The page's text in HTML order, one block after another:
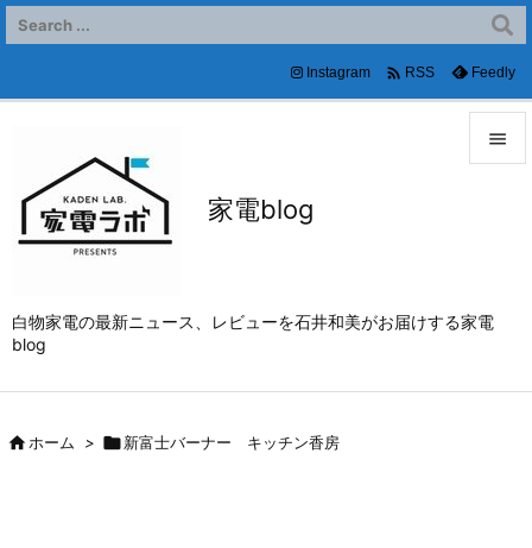
家電blog
白物家電の最新ニュース、レビューを石井和美がお届けする家電
blog


前へ
次へ
Instagram  RSS Feedly
ホーム > 新富士バーナー キッチン香房